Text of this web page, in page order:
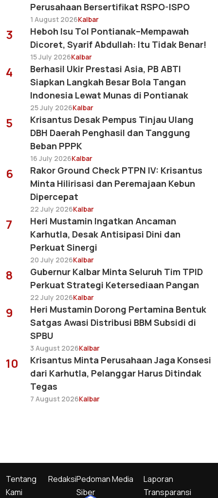
Perusahaan Bersertifikat RSPO-ISPO
1 August 2026Kalbar
3
Heboh Isu Tol Pontianak–Mempawah
Dicoret, Syarif Abdullah: Itu Tidak Benar!
15 July 2026Kalbar
4
Berhasil Ukir Prestasi Asia, PB ABTI
Siapkan Langkah Besar Bola Tangan
Indonesia Lewat Munas di Pontianak
25 July 2026Kalbar
5
Krisantus Desak Pempus Tinjau Ulang
DBH Daerah Penghasil dan Tanggung
Beban PPPK
16 July 2026Kalbar
6
Rakor Ground Check PTPN IV: Krisantus
Minta Hilirisasi dan Peremajaan Kebun
Dipercepat
22 July 2026Kalbar
7
Heri Mustamin Ingatkan Ancaman
Karhutla, Desak Antisipasi Dini dan
Perkuat Sinergi
20 July 2026Kalbar
8
Gubernur Kalbar Minta Seluruh Tim TPID
Perkuat Strategi Ketersediaan Pangan
22 July 2026Kalbar
9
Heri Mustamin Dorong Pertamina Bentuk
Satgas Awasi Distribusi BBM Subsidi di
SPBU
3 August 2026Kalbar
10
Krisantus Minta Perusahaan Jaga Konsesi
dari Karhutla, Pelanggar Harus Ditindak
Tegas
7 August 2026Kalbar
Tentang
Kami
RedaksiPedoman Media
Siber
Laporan
Transparansi